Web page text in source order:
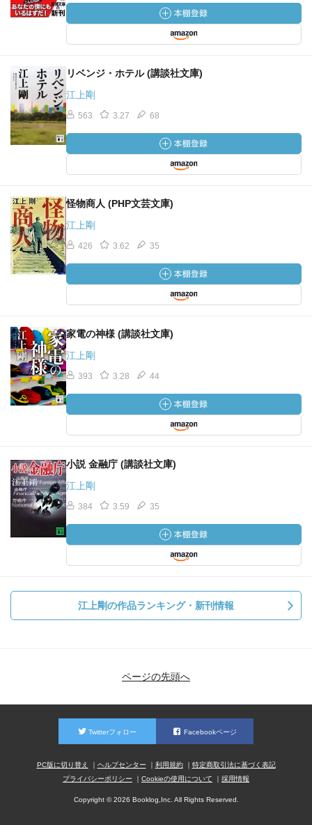
リベンジ・ホテル (講談社文庫)
江上剛
563 3.27 68
怪物商人 (PHP文芸文庫)
江上剛
426 3.62 35
家電の神様 (講談社文庫)
江上剛
393 3.28 44
小説 金融庁 (講談社文庫)
江上剛
384 3.59 35
江上剛の作品ランキング・新刊情報
ページの先頭へ
Twitterフォロー Facebookページ
PC版に切り替え ヘルプセンター 利用規約
特定商取引法に基づく表記
プライバシーポリシー
Cookieの使用について 採用情報
Copyright © 2026 Booklog,Inc. All Rights Reserved.